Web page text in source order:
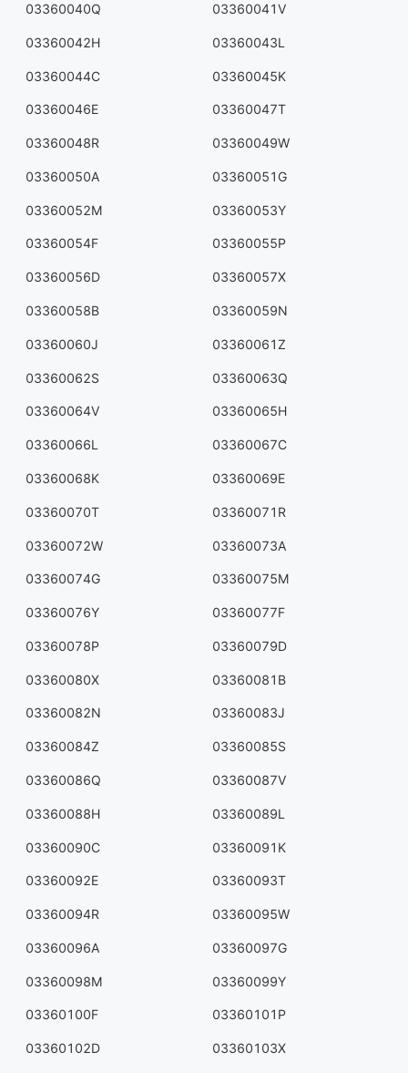
03360040Q 03360041V
03360042H 03360043L
03360044C 03360045K
03360046E 03360047T
03360048R 03360049W
03360050A 03360051G
03360052M 03360053Y
03360054F 03360055P
03360056D 03360057X
03360058B 03360059N
03360060J 03360061Z
03360062S 03360063Q
03360064V 03360065H
03360066L 03360067C
03360068K 03360069E
03360070T 03360071R
03360072W 03360073A
03360074G 03360075M
03360076Y 03360077F
03360078P 03360079D
03360080X 03360081B
03360082N 03360083J
03360084Z 03360085S
03360086Q 03360087V
03360088H 03360089L
03360090C 03360091K
03360092E 03360093T
03360094R 03360095W
03360096A 03360097G
03360098M 03360099Y
03360100F 03360101P
03360102D 03360103X